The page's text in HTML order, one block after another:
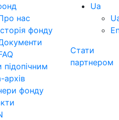
нас
фонду
підопічним
архів
фонду
Ua
Стати
партнером